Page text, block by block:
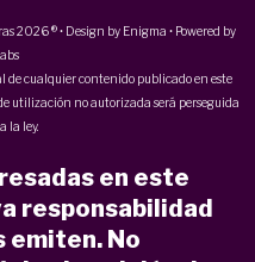
2026 ® • Design by Enigma • Powered by
cualquier contenido publicado en este
utilización no autorizada será perseguida
la ley.
en este
responsabilidad
emiten. No